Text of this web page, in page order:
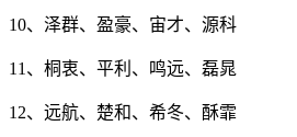
10、泽群、盈豪、宙才、源科
11、桐衷、平利、鸣远、磊晁
12、远航、楚和、希冬、酥霏